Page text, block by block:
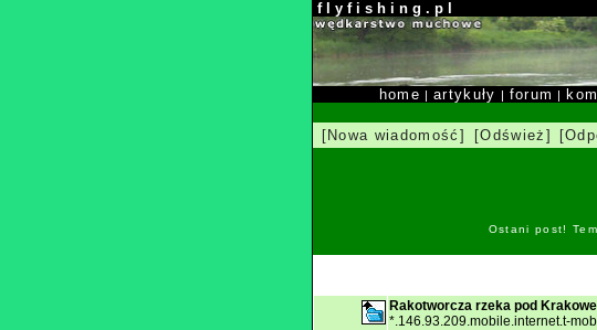
f l y f i s h i n g . p l
home |artykuły | forum |
[Nowa wiadomość] [Odśwież]
Ostani post!
Rakotworcza rzeka pod
*.146.93.209.mobile.internet.t-